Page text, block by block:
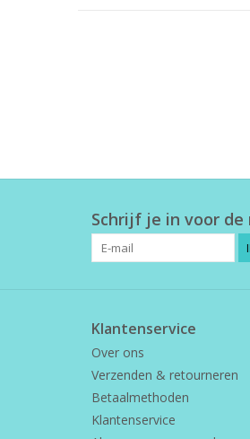
Schrijf je in voor
Klantenservice
Over ons
Verzenden & retourneren
Betaalmethoden
Klantenservice